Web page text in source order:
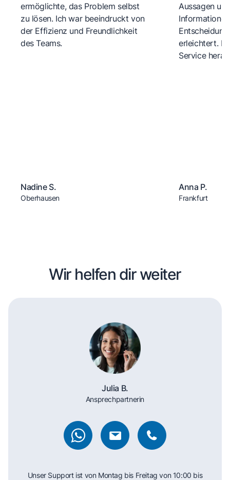
ermöglichte, das Problem selbst
zu lösen. Ich war beeindruckt von
der Effizienz und Freundlichkeit
des Teams.
Nadine S.
Oberhausen
Aussagen
erleichtert.
Service
Anna P.
Frankfurt
Wir helfen dir weiter
Julia B.
Ansprechpartnerin
Unser Support ist von Montag bis Freitag von 10:00 bis